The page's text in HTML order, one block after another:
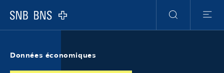
Logo
RechercheMenu
Données économiques